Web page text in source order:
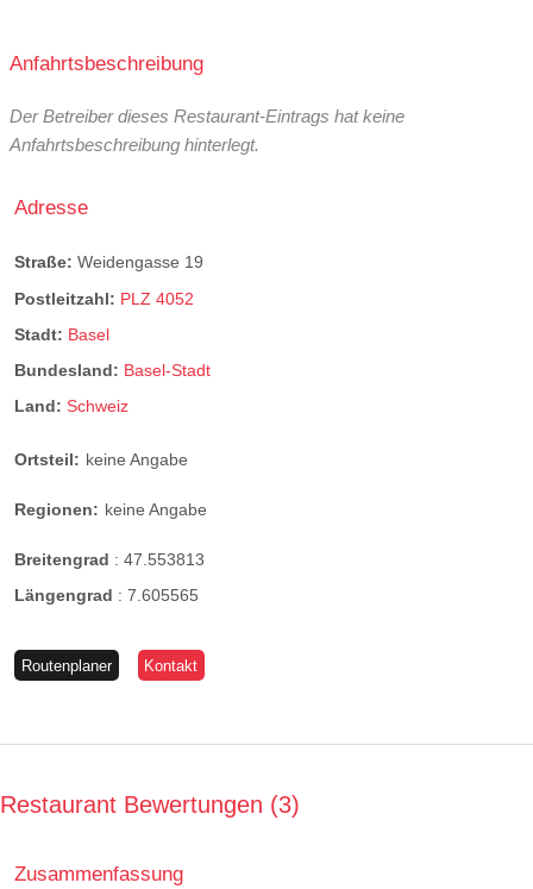
Anfahrtsbeschreibung
Der Betreiber dieses Restaurant-Eintrags hat keine
Anfahrtsbeschreibung hinterlegt.
Adresse
Straße: Weidengasse 19
Postleitzahl: PLZ 4052
Stadt: Basel
Bundesland: Basel-Stadt
Land: Schweiz
Ortsteil: keine Angabe
Regionen: keine Angabe
Breitengrad : 47.553813
Längengrad : 7.605565
Routenplaner Kontakt
Restaurant Bewertungen 3
Zusammenfassung